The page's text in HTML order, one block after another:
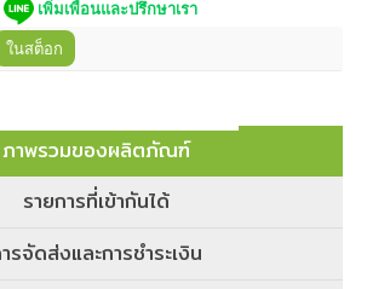
เพิ่มเพื่อนและปรึกษาเรา
ในสต็อก
ภาพรวมของผลิตภัณฑ์
รายการที่เข้ากันได้
รจัดส่งและการชำระเงิน